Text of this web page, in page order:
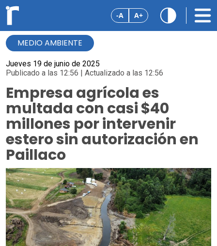
-A A+
MEDIO AMBIENTE
Jueves 19 de junio de 2025
Publicado a las 12:56 | Actualizado a las 12:56
Empresa agrícola es
multada con casi $40
millones por intervenir
estero sin autorización en
Paillaco